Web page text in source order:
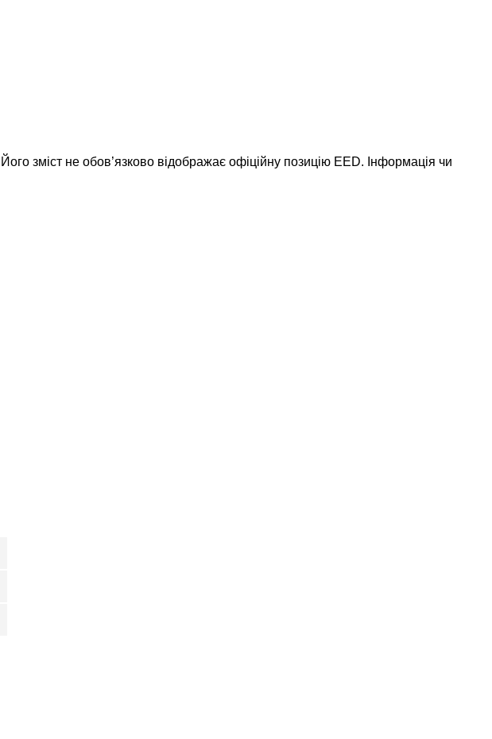
зміст не обов’язково відображає офіційну позицію EED. Інформація чи